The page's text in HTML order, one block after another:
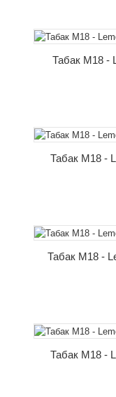
Табак M18 -
Табак M18 -
Табак M18 -
Табак M18 -